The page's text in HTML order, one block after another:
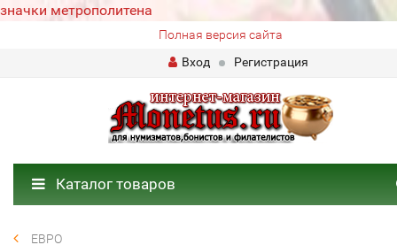
значки метрополитена
Полная версия сайта
Вход
Регистрация
Каталог товаров
ЕВРО